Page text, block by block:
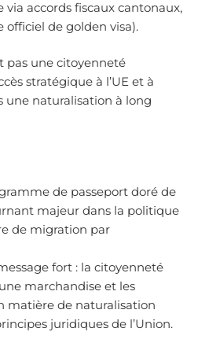
via accords fiscaux cantonaux,
officiel de golden visa).
pas une citoyenneté
stratégique à l’UE et à
une naturalisation à long
de passeport doré de
majeur dans la politique
de migration par
fort : la citoyenneté
marchandise et les
matière de naturalisation
juridiques de l’Union.